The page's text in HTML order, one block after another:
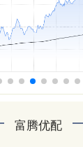
富腾优配